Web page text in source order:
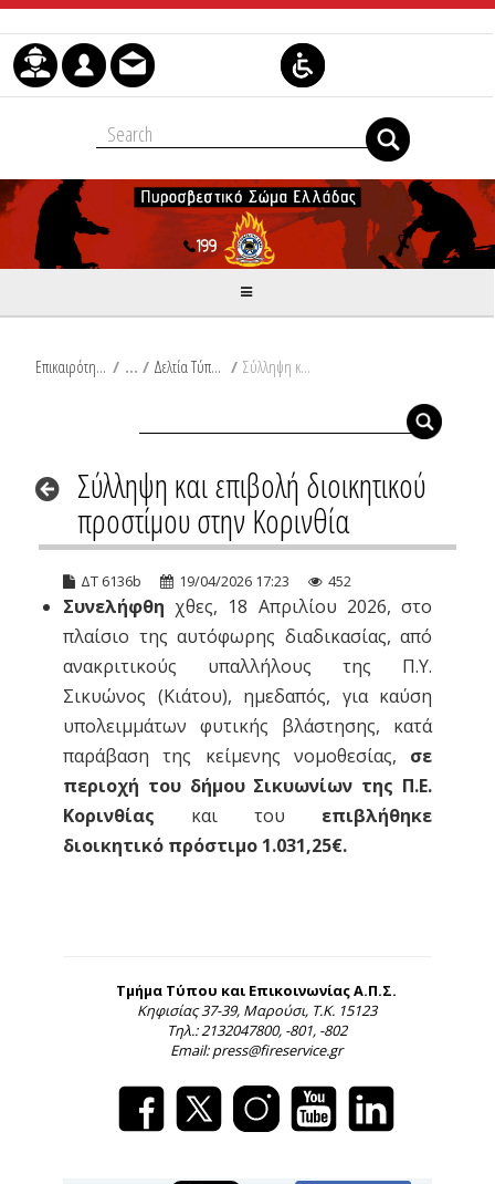
Μετάβαση στο περιεχόμενο
Επικαιρότητα / Δελτία Τύπου / Σύλληψη και επιβολή διοικητικού προστίμου στην Κορινθία
Σύλληψη και επιβολή διοικητικού
προστίμου στην Κορινθία
ΔΤ 6136b 19/04/2026 17:23 452
Συνελήφθη χθες, 18 Απριλίου 2026, στο
πλαίσιο της αυτόφωρης διαδικασίας, από
ανακριτικούς υπαλλήλους της Π.Υ.
Σικυώνος (Κιάτου), ημεδαπός, για καύση
υπολειμμάτων φυτικής βλάστησης, κατά
παράβαση της κείμενης νομοθεσίας, σε
περιοχή του δήμου Σικυωνίων της Π.Ε.
Κορινθίας και του επιβλήθηκε
διοικητικό πρόστιμο 1.031,25€.
Τμήμα Τύπου και Επικοινωνίας Α.Π.Σ.
Κηφισίας 37-39, Μαρούσι, Τ.Κ. 15123
Τηλ.: 2132047800, -801, -802
Email: press@fireservice.gr